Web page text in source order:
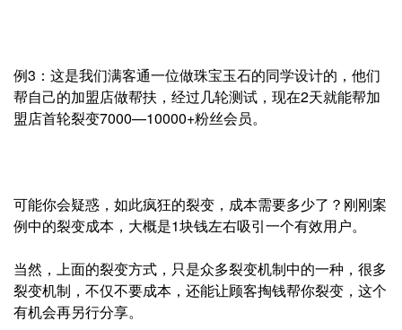
例3：这是我们满客通一位做珠宝玉石的同学设计的，他们
帮自己的加盟店做帮扶 ，经过几轮测试，现在2天就能帮加
盟店首轮裂变7000—10000+粉丝会员。
可能你会疑惑，如此疯狂的裂变，成本需要多少了？刚刚案
例中的裂变成本，大概是1块钱左右吸引一个有效用户。
当然，上面的裂变方式，只是众多裂变机制中的一种，很多
裂变机制，不仅不要成本，还能让顾客掏钱帮你裂变，这个
有机会再另行分享。